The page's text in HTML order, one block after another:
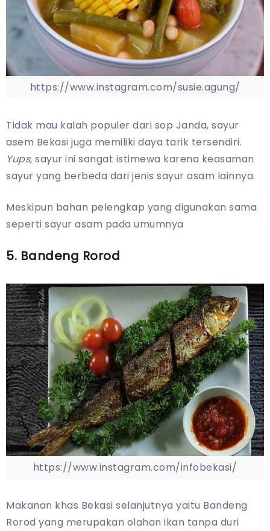
https://www.instagram.com/susie.agung/
Tidak mau kalah populer dari sop Janda, sayur
asem Bekasi juga memiliki daya tarik tersendiri.
Yups, sayur ini sangat istimewa karena keasaman
sayur yang berbeda dari jenis sayur asam lainnya.
Meskipun bahan pelengkap yang digunakan sama
seperti sayur asam pada umumnya
5. Bandeng Rorod
https://www.instagram.com/infobekasi/
Makanan khas Bekasi selanjutnya yaitu Bandeng
Rorod yang merupakan olahan ikan tanpa duri